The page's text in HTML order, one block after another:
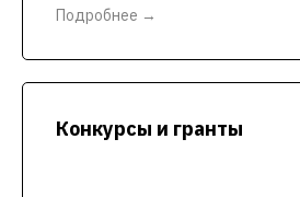
Подробнее →
Конкурсы и гранты